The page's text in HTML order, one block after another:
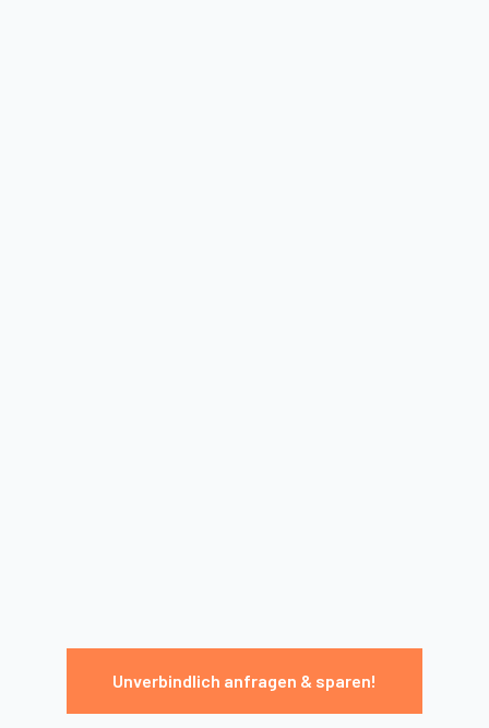
Unverbindlich anfragen & sparen!